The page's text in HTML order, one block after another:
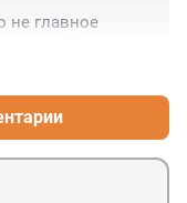
не главное